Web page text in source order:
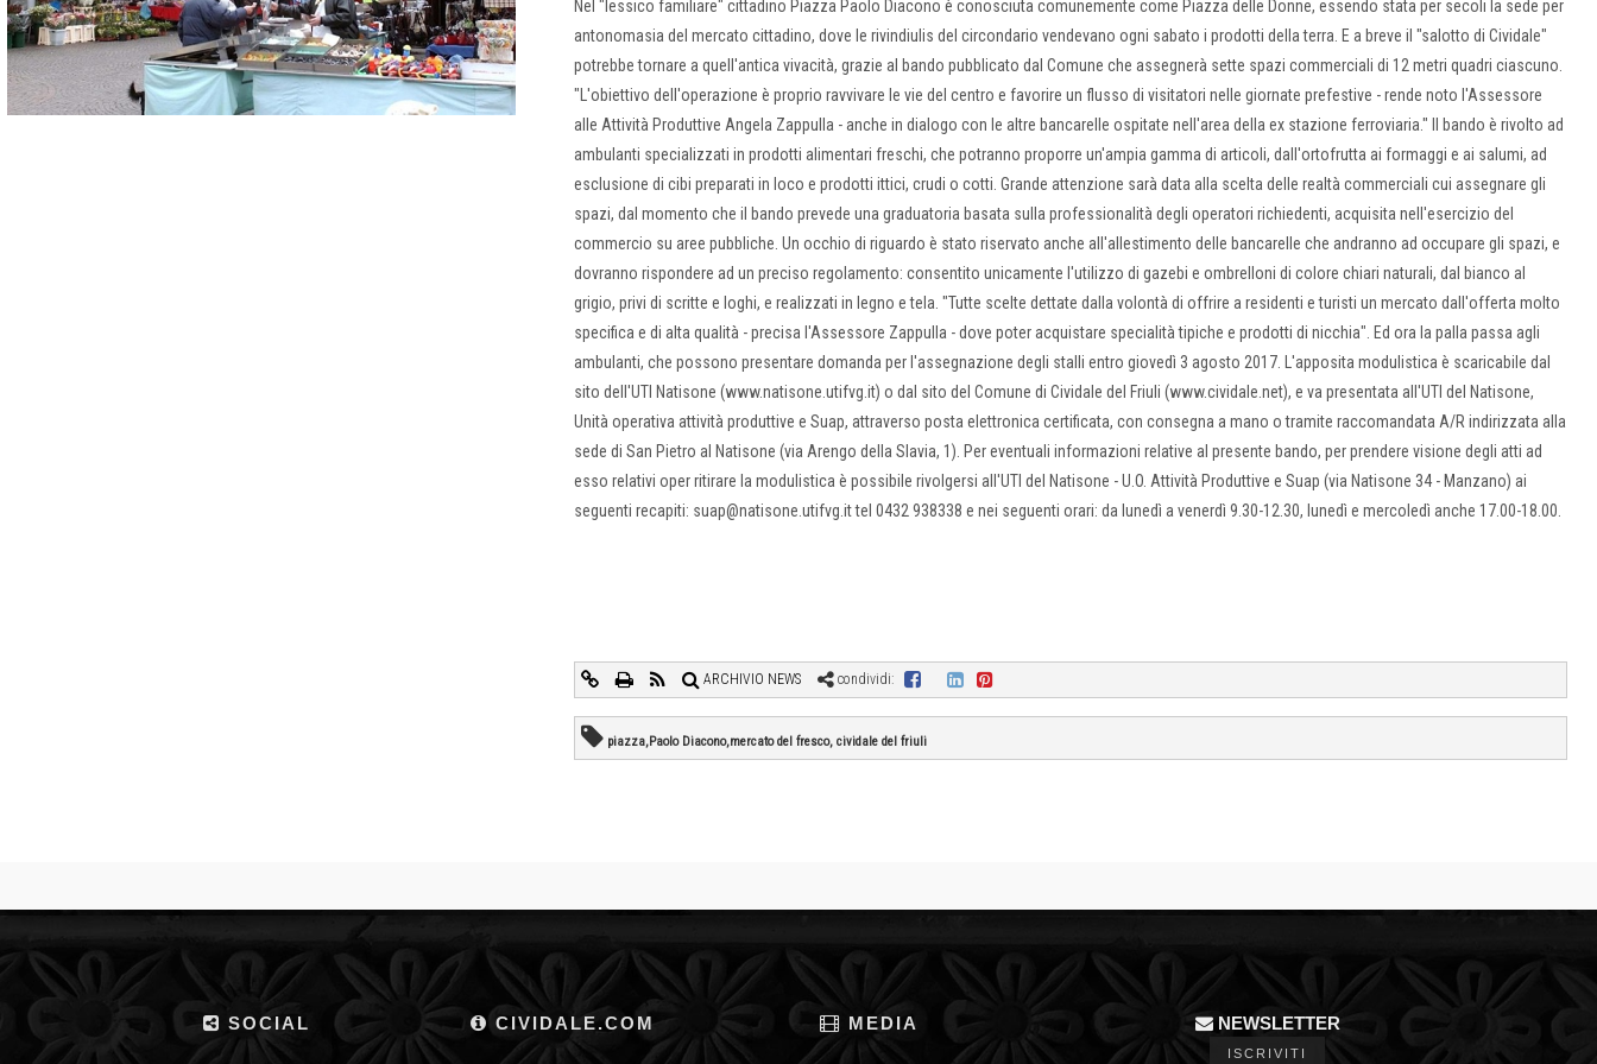
Nel "lessico familiare" cittadino Piazza Paolo Diacono è conosciuta comunemente come Piazza delle Donne, essendo stata per secoli la sede per
antonomasia del mercato cittadino, dove le rivindiulis del circondario vendevano ogni sabato i prodotti della terra. E a breve il "salotto di Cividale"
potrebbe tornare a quell'antica vivacità, grazie al bando pubblicato dal Comune che assegnerà sette spazi commerciali di 12 metri quadri ciascuno.
"L'obiettivo dell'operazione è proprio ravvivare le vie del centro e favorire un flusso di visitatori nelle giornate prefestive - rende noto l'Assessore
alle Attività Produttive Angela Zappulla - anche in dialogo con le altre bancarelle ospitate nell'area della ex stazione ferroviaria." Il bando è rivolto ad
ambulanti specializzati in prodotti alimentari freschi, che potranno proporre un'ampia gamma di articoli, dall'ortofrutta ai formaggi e ai salumi, ad
esclusione di cibi preparati in loco e prodotti ittici, crudi o cotti. Grande attenzione sarà data alla scelta delle realtà commerciali cui assegnare gli
spazi, dal momento che il bando prevede una graduatoria basata sulla professionalità degli operatori richiedenti, acquisita nell'esercizio del
commercio su aree pubbliche. Un occhio di riguardo è stato riservato anche all'allestimento delle bancarelle che andranno ad occupare gli spazi, e
dovranno rispondere ad un preciso regolamento: consentito unicamente l'utilizzo di gazebi e ombrelloni di colore chiari naturali, dal bianco al
grigio, privi di scritte e loghi, e realizzati in legno e tela. "Tutte scelte dettate dalla volontà di offrire a residenti e turisti un mercato dall'offerta molto
specifica e di alta qualità - precisa l'Assessore Zappulla - dove poter acquistare specialità tipiche e prodotti di nicchia". Ed ora la palla passa agli
ambulanti, che possono presentare domanda per l'assegnazione degli stalli entro giovedì 3 agosto 2017. L'apposita modulistica è scaricabile dal
sito dell'UTI Natisone (www.natisone.utifvg.it) o dal sito del Comune di Cividale del Friuli (www.cividale.net), e va presentata all'UTI del Natisone,
Unità operativa attività produttive e Suap, attraverso posta elettronica certificata, con consegna a mano o tramite raccomandata A/R indirizzata alla
sede di San Pietro al Natisone (via Arengo della Slavia, 1). Per eventuali informazioni relative al presente bando, per prendere visione degli atti ad
esso relativi oper ritirare la modulistica è possibile rivolgersi all'UTI del Natisone - U.O. Attività Produttive e Suap (via Natisone 34 - Manzano) ai
seguenti recapiti: suap@natisone.utifvg.it tel 0432 938338 e nei seguenti orari: da lunedì a venerdì 9.30-12.30, lunedì e mercoledì anche 17.00-18.00.
ARCHIVIO NEWS condividi:
piazza,Paolo Diacono,mercato del fresco, cividale del friuli
SOCIAL CIVIDALE.COM MEDIA NEWSLETTER
ISCRIVITI